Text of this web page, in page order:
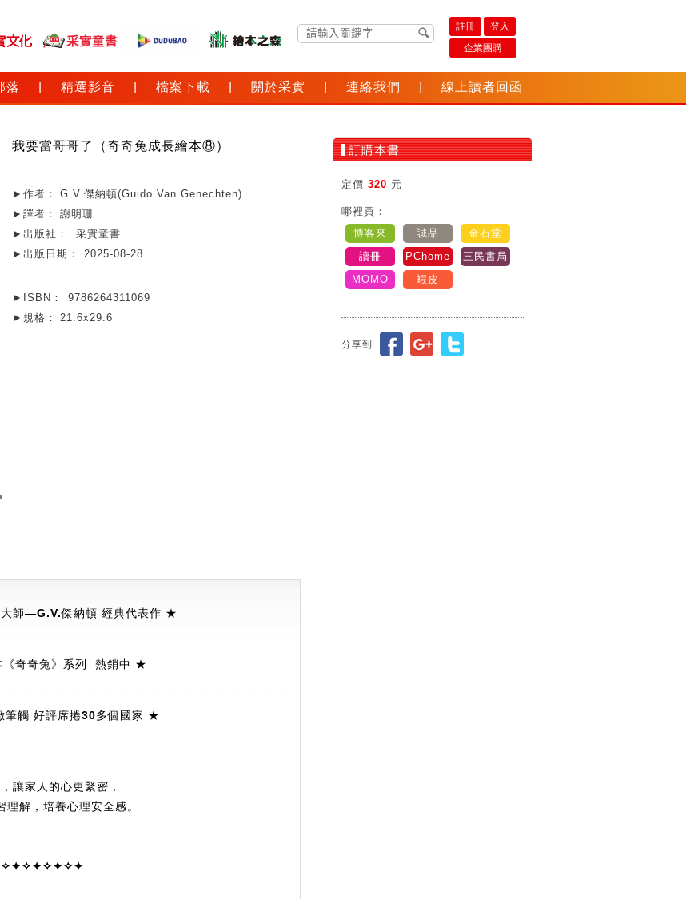
註冊
登入
企業團購
落 精選影音 檔案下載 關於采實 連絡我們 線上讀者回函
我要當哥哥了（奇奇兔成長繪本⑧）
►作者：
G.V.傑納頓(Guido Van Genechten)
►譯者：
謝明珊
►出版社：
采實童書
►出版日期：
2025-08-28
►ISBN：
9786264311069
►規格：
21.6x29.6
訂購本書
定價 320 元
哪裡買：
博客來
誠品
金石堂
讀冊
PChome
三民書局
MOMO
蝦皮
分享到
大師—G.V.傑納頓 經典代表作 ★
《奇奇兔》系列 熱銷中 ★
筆觸 好評席捲30多個國家 ★
讓家人的心更緊密，
理解，培養心理安全感。